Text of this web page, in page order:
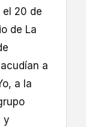
20 de
de La
a
a la
y